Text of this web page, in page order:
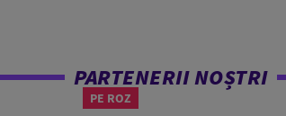
PARTENERII NOȘTRI
PE ROZ